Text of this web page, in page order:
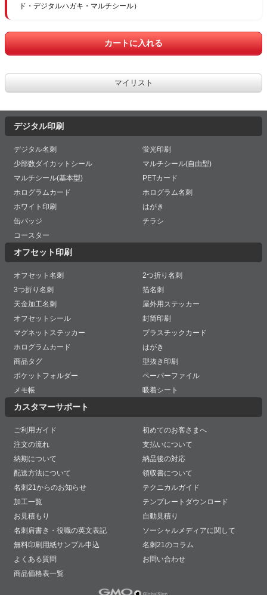
ド・デジタルハガキ・マルチシール）
デジタル印刷
デジタル名刺
蛍光印刷
少部数ダイカットシール
マルチシール(自由型)
マルチシール(基本型)
PETカード
ホログラムカード
ホログラム名刺
ホワイト印刷
はがき
缶バッジ
チラシ
コースター
オフセット印刷
オフセット名刺
2つ折り名刺
3つ折り名刺
箔名刺
天金加工名刺
屋外用ステッカー
オフセットシール
封筒印刷
マグネットステッカー
プラスチックカード
ホログラムカード
はがき
商品タグ
型抜き印刷
ポケットフォルダー
ペーパーファイル
メモ帳
吸着シート
カスタマーサポート
ご利用ガイド
初めてのお客さまへ
注文の流れ
支払いについて
納期について
納品後の対応
配送方法について
領収書について
名刺21からのお知らせ
テクニカルガイド
加工一覧
テンプレートダウンロード
お見積もり
自動見積り
名刺肩書き・役職の英文表記
ソーシャルメディアに関して
無料印刷用紙サンプル申込
名刺21のコラム
よくある質問
お問い合わせ
商品価格表一覧